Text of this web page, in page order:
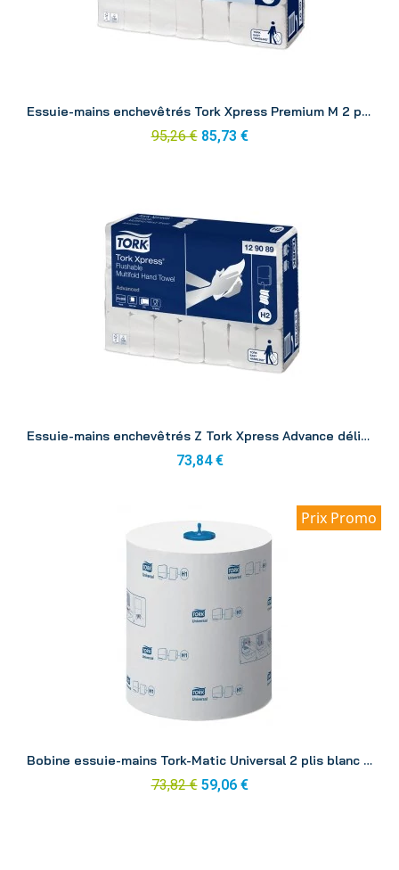
Essuie-mains enchevêtrés Tork Xpress Premium M 2 plis 21.2 x 31.8 H2
95,26 € 85,73 €
Essuie-mains enchevêtrés Z Tork Xpress Advance délitable 2p 21x200 H2
73,84 €
Prix Promo
Bobine essuie-mains Tork-Matic Universal 2 plis blanc 150M (x6)
73,82 € 59,06 €